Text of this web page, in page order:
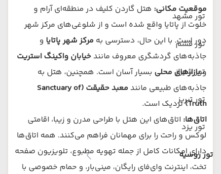
تور مشهد
تور قشم
تور شیراز
تور تبریز
تور یزد
تور روسیه
موقعیت مکانی: هتل گاردن کلیف در منطقه‌ای آرام و
خلوت از پاتایا واقع شده است و از شلوغی‌های مرکز شهر
دور است. با این حال، دسترسی به مرکز شهر پاتایا و
جاذبه‌های گردشگری معروف مانند خیابان واکینگ استریت
وبازارهای محلی بسیار آسان است. همچنین، هتل به
جاذبه‌های طبیعی مانند
معبد حقیقت (Sanctuary of
Truth) نزدیک است.
اتاق‌ها: اتاق‌های این هتل با طراحی مدرن و زیبا، اقامتی
لوکس و راحت را برای مهمانان فراهم می‌کنند. همه اتاق‌ها
دارای امکانات کامل از جمله تهویه مطبوع، تلویزیون صفحه
تخت، اینترنت وای‌فای رایگان، مینی‌بار، و حمام خصوصی با